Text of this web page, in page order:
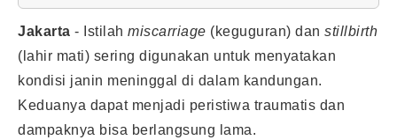
Jakarta - Istilah miscarriage (keguguran) dan stillbirth
(lahir mati) sering digunakan untuk menyatakan
kondisi janin meninggal di dalam kandungan.
Keduanya dapat menjadi peristiwa traumatis dan
dampaknya bisa berlangsung lama.